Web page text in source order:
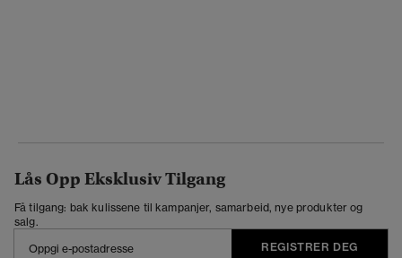
Lås Opp Eksklusiv Tilgang
Få tilgang: bak kulissene til kampanjer, samarbeid, nye produkter og
salg.
REGISTRER DEG